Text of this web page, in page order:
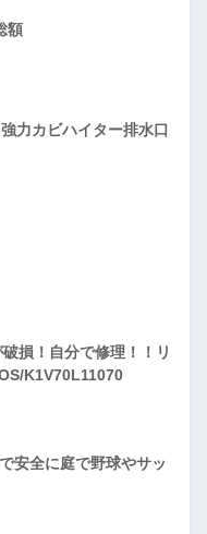
額
力カビハイター排水口
損！自分で修理！！リ
K1V70L11070
安全に庭で野球やサッ